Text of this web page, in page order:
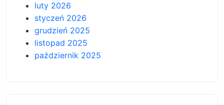
luty 2026
styczeń 2026
grudzień 2025
listopad 2025
październik 2025